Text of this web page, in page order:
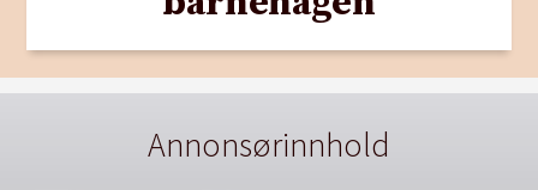
Annonsørinnhold